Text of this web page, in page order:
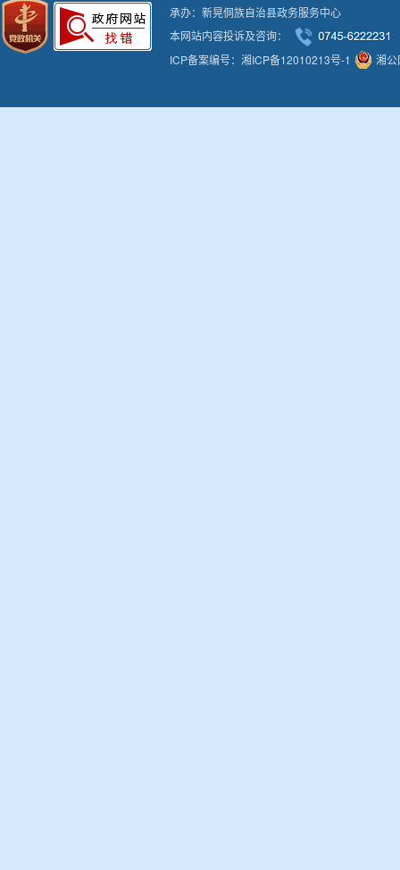
承办：新晃侗族自治县政务服务中心
本网站内容投诉及咨询：
ICP备案编号：湘ICP备12010213号-1
湘